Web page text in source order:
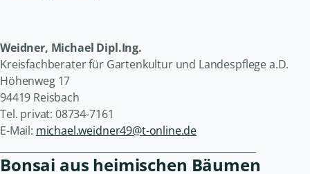
Weidner, Michael Dipl.Ing.
Kreisfachberater für Gartenkultur und Landespflege a.D.
Höhenweg 17
94419 Reisbach
Tel. privat: 08734-7161
E-Mail: michael.weidner49@t-online.de
Bonsai aus heimischen Bäumen